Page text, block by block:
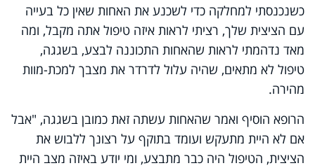
כשנכנסתי למחלקה כדי לשכנע את האחות שאין כל בעייה
עם הציצית שלך, רציתי לראות איזה טיפול אתה מקבל, ומה
מאד נדהמתי לראות שהאחות התכוננה לבצע, בשגגה,
טיפול לא מתאים, שהיה עלול לדרדר את מצבך למכת-מוות
מהירה.
הרופא הוסיף ואמר שהאחות עשתה זאת כמובן בשגגה, "אבל
אם לא היית מתעקש ועומד בתוקף על רצונך ללבוש את
הציצית, הטיפול היה כבר מתבצע, ומי יודע באיזה מצב היית